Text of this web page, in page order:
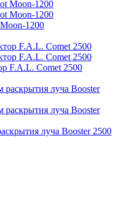
1200
F.A.L. Comet 2500
луча Booster 2500